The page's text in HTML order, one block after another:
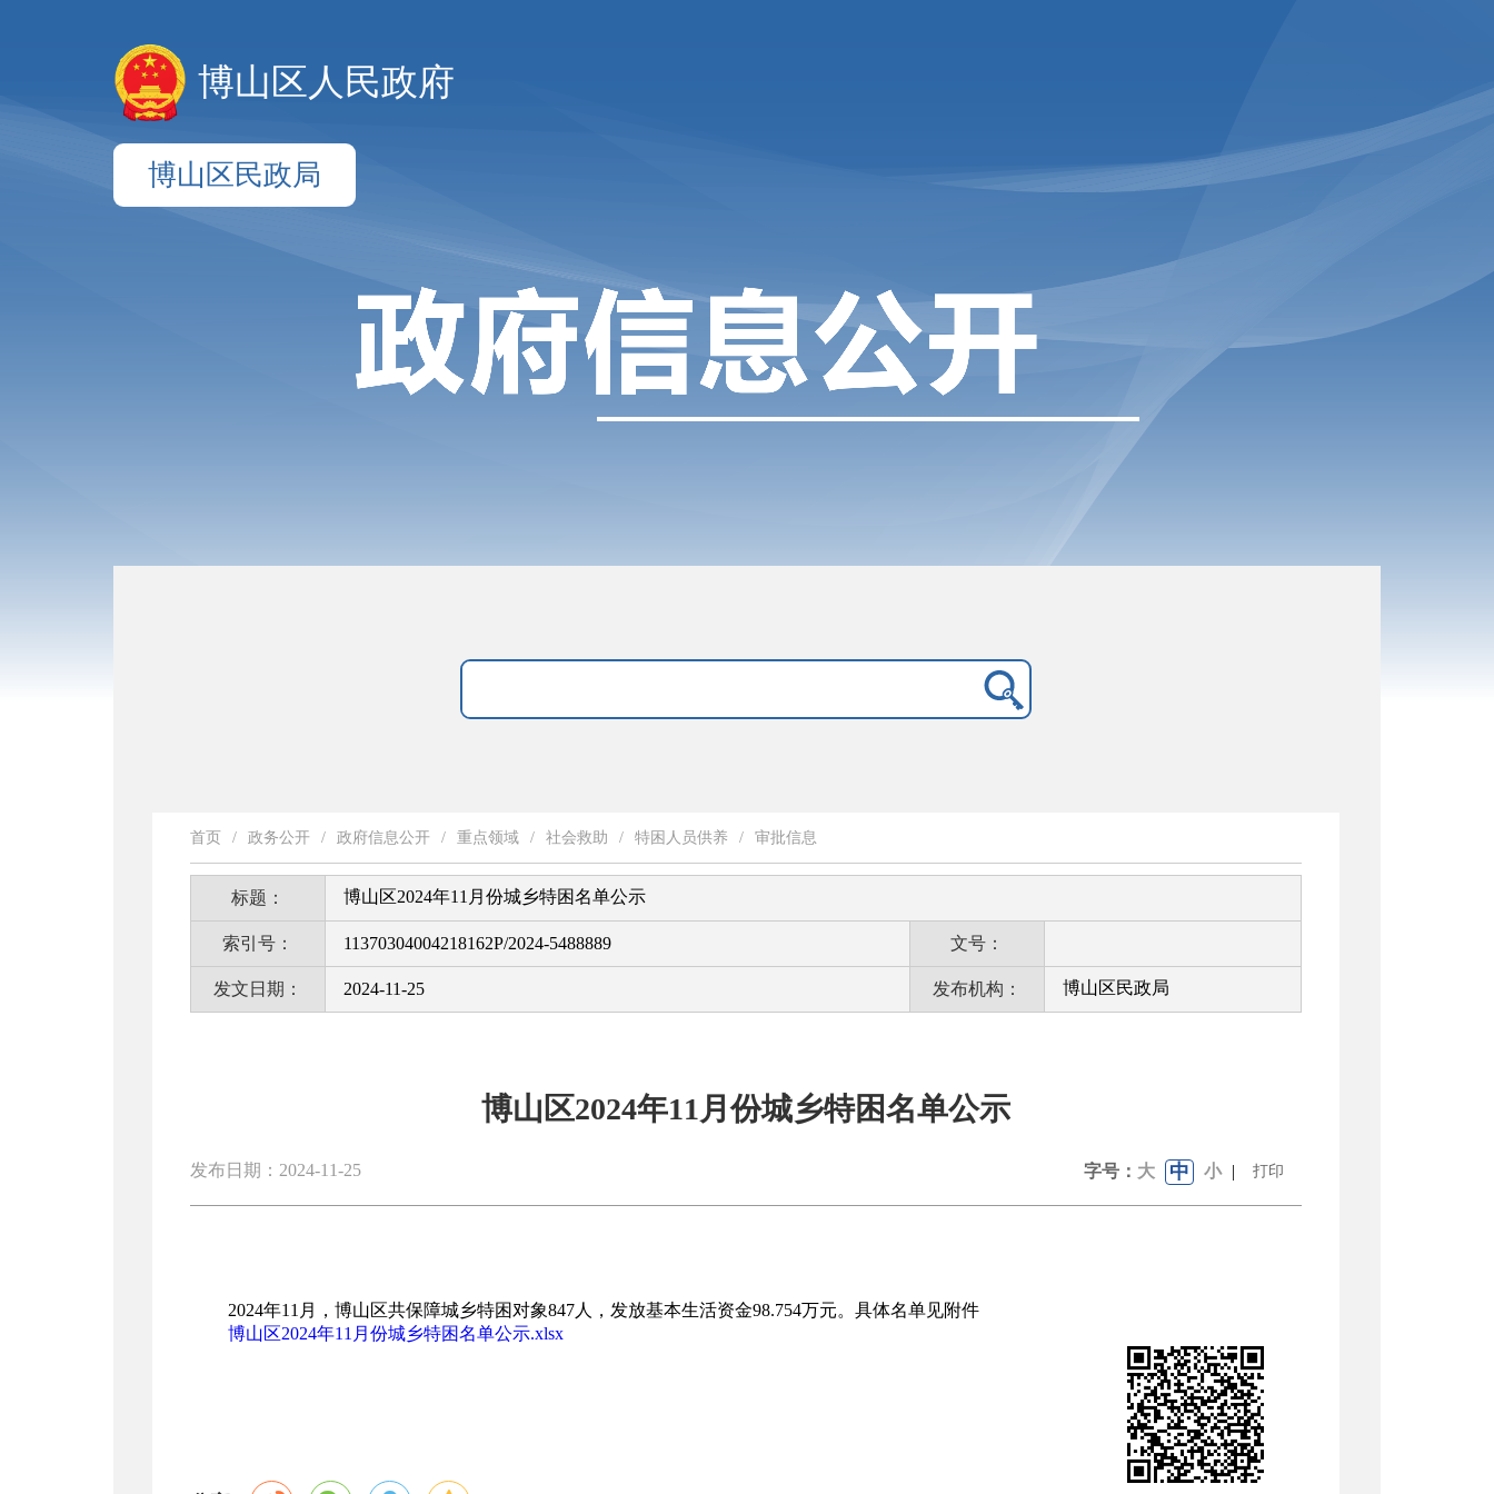
博山区人民政府
博山区民政局
首页 / 政务公开 / 政府信息公开 / 重点领域 / 社会救助 / 特困人员供养 / 审批信息
标题： 博山区2024年11月份城乡特困名单公示
索引号： 11370304004218162P/2024-5488889 文号：
发文日期： 2024-11-25 发布机构： 博山区民政局
博山区2024年11月份城乡特困名单公示
发布日期：2024-11-25 字号： 大 中 小 | 打印
2024年11月，博山区共保障城乡特困对象847人，发放基本生活资金98.754万元。具体名单见附件
博山区2024年11月份城乡特困名单公示.xlsx